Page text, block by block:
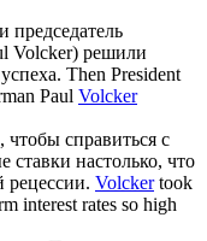
председатель
Volcker) решили
Then President
Paul Volcker
справиться с
ставки настолько, что
рецессии. Volckertook
interest rates so high